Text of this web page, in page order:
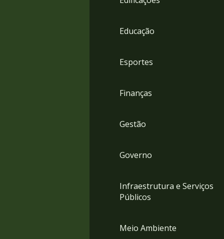
Educação
Esportes
Finanças
Gestão
Governo
Infraestrutura e Serviços
Públicos
Meio Ambiente